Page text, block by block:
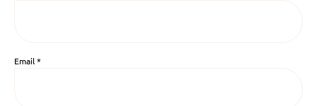
Email*